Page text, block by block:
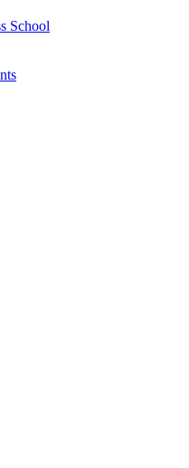
School